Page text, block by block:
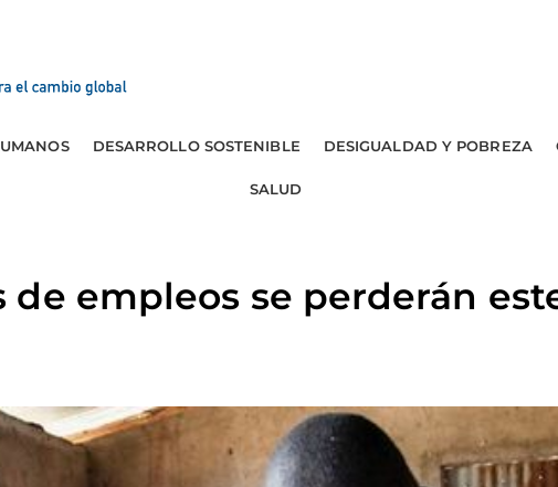
DESARROLLO SOSTENIBLE DESIGUALDAD Y POBREZA
SALUD
de empleos se perderán